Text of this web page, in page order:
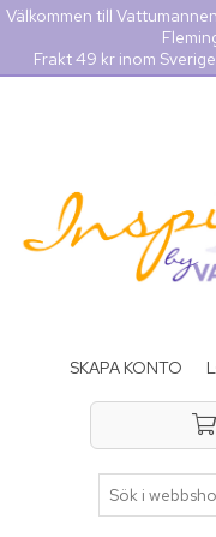
Välkommen till
Frakt 49 kr inom
SKAPA KONTO